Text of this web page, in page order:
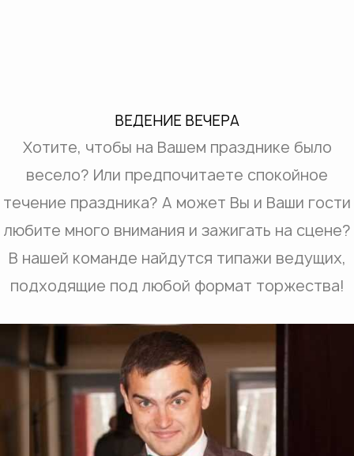
ВЕДЕНИЕ ВЕЧЕРА
Хотите, чтобы на Вашем празднике было
весело? Или предпочитаете спокойное
течение праздника? А может Вы и Ваши гости
любите много внимания и зажигать на сцене?
В нашей команде найдутся типажи ведущих,
подходящие под любой формат торжества!